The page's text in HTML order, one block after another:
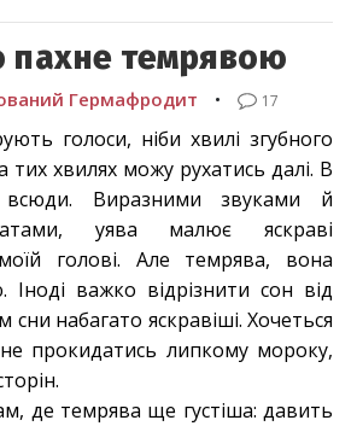
пахне темрявою
Гермафродит • 17
голоси, ніби хвилі згубного
хвилях можу рухатись далі. В
всюди. Виразними звуками й
уява малює яскраві
голові. Але темрява, вона
важко відрізнити сон від
сни набагато яскравіші. Хочеться
прокидатись липкому мороку,
де темрява ще густіша: давить